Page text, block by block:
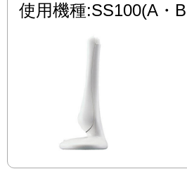
使用機種:SS100(A・